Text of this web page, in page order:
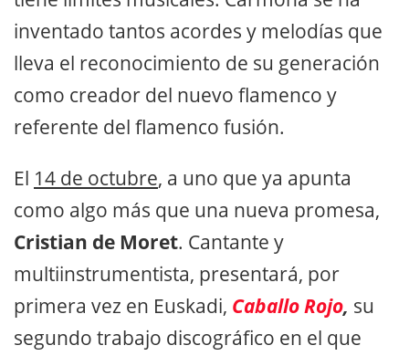
inventado tantos acordes y melodías que
lleva el reconocimiento de su generación
como creador del nuevo ﬂamenco y
referente del ﬂamenco fusión.
El 14 de octubre, a uno que ya apunta
como algo más que una nueva promesa,
Cristian de Moret. Cantante y
multiinstrumentista, presentará, por
primera vez en Euskadi, Caballo Rojo, su
segundo trabajo discográfico en el que